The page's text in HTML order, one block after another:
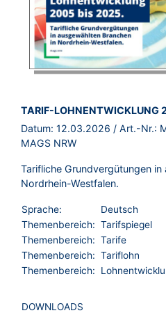
BROSCHÜRE:
TARIF-
Datum: 12.03.2026 / Art.-Nr.:
MAGS NRW
Tarifliche Grundvergütungen
Nordrhein-Westfalen.
Sprache:
Deutsch
Themenbereich: Tarifspiegel
Themenbereich: Tarife
Themenbereich: Tariflohn
Themenbereich:
DOWNLOADS